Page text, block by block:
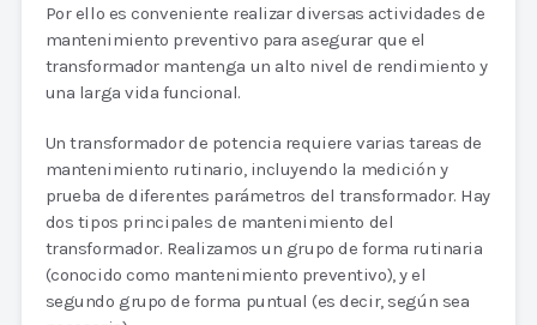
Por ello es conveniente realizar diversas actividades de
mantenimiento preventivo para asegurar que el
transformador mantenga un alto nivel de rendimiento y
una larga vida funcional.
Un transformador de potencia requiere varias tareas de
mantenimiento rutinario, incluyendo la medición y
prueba de diferentes parámetros del transformador. Hay
dos tipos principales de mantenimiento del
transformador. Realizamos un grupo de forma rutinaria
(conocido como mantenimiento preventivo), y el
segundo grupo de forma puntual (es decir, según sea